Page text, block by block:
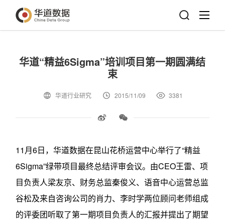
华道“精益6Sigma”培训项目第一期圆满结
束
华道行业研究 2015/11/09 3381
11月6日，华道数据在昆山花桥运营中心举行了“精益
6Sigma”绿带项目最终总结评审会议。由CEO王雷、项
目负责人梁友京、财务总监秦俊义、语音中心运营总监
谷松及来自咨询公司的肖力、李时学两位顾问老师组成
的评委团听取了第一期项目负责人的汇报并提出了期望